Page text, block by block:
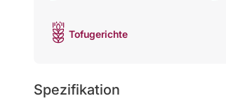
Tofugerichte
Spezifikation